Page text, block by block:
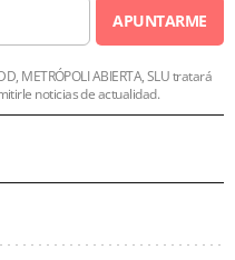
APUNTARME
METRÓPOLI ABIERTA, SLU tratará
noticias de actualidad.